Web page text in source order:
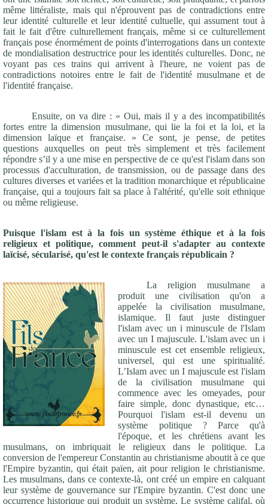
même littéraliste, mais qui n'éprouvent pas de contradictions entre
leur identité culturelle et leur identité cultuelle, qui assument tout à
fait le fait d'être culturellement français, même si ce culturellement
français pose énormément de points d'interrogations dans un contexte
de mondialisation destructrice pour les identités culturelles. Donc, ne
voyant pas ces trains qui arrivent à l'heure, ne voient pas de
contradictions notoires entre le fait de l'identité musulmane et de
l'identité française.
Ensuite, on va dire : « Oui, mais il y a des incompatibilités
fortes entre la dimension musulmane, qui lie la foi et la loi, et la
dimension laïque et française. » Ce sont, je pense, de petites
questions auxquelles on peut très simplement et très facilement
répondre s’il y a une mise en perspective de ce qu'est l'islam dans son
processus d'acculturation, de transmission, ou de passage dans des
cultures diverses et variées et la tradition monarchique et républicaine
française, qui a toujours fait sa place à l'altérité, qu'elle soit ethnique
ou même religieuse.
Puisque l'islam est à la fois un système éthique et à la fois
religieux et politique, comment peut-il s'adapter au contexte
laïcisé, sécularisé, qu'est le contexte français républicain ?
La religion musulmane a
produit une civilisation qu'on a
appelée la civilisation musulmane,
islamique. Il faut juste distinguer
l'islam avec un i minuscule de l'Islam
avec un I majuscule. L'islam avec un i
minuscule est cet ensemble religieux,
universel, qui est une spiritualité.
L’Islam avec un I majuscule est l'islam
de la civilisation musulmane qui
commence avec les omeyades, pour
faire simple, donc dynastique, etc…
Pourquoi l'islam est-il devenu un
système politique ? Parce qu'à
l'époque, et les chrétiens avant les
musulmans, on imbriquait le religieux dans le politique. La
conversion de l'empereur Constantin au christianisme aboutit à ce que
l'Empire byzantin, qui était païen, ait pour religion le christianisme.
Les musulmans, dans ce contexte-là, ont créé un empire en calquant
leur système de gouvernance sur l'Empire byzantin. C'est donc une
occurrence historique qui produit un système. Le système califal, où